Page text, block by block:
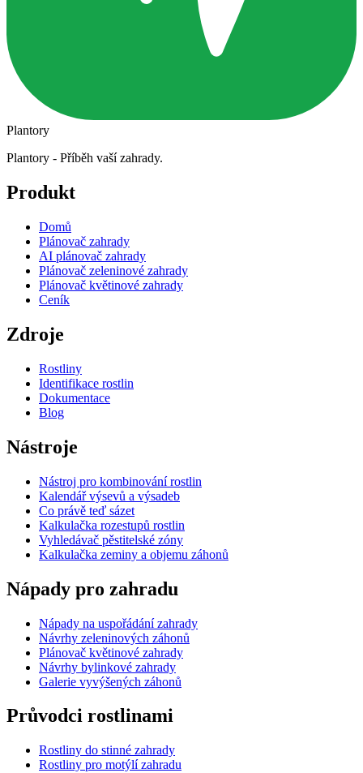
Plantory
Plantory - Příběh vaší zahrady.
Produkt
Domů
Plánovač zahrady
AI plánovač zahrady
Plánovač zeleninové zahrady
Plánovač květinové zahrady
Ceník
Zdroje
Rostliny
Identifikace rostlin
Dokumentace
Blog
Nástroje
Nástroj pro kombinování rostlin
Kalendář výsevů a výsadeb
Co právě teď sázet
Kalkulačka rozestupů rostlin
Vyhledávač pěstitelské zóny
Kalkulačka zeminy a objemu záhonů
Nápady pro zahradu
Nápady na uspořádání zahrady
Návrhy zeleninových záhonů
Plánovač květinové zahrady
Návrhy bylinkové zahrady
Galerie vyvýšených záhonů
Průvodci rostlinami
Rostliny do stinné zahrady
Rostliny pro motýlí zahradu